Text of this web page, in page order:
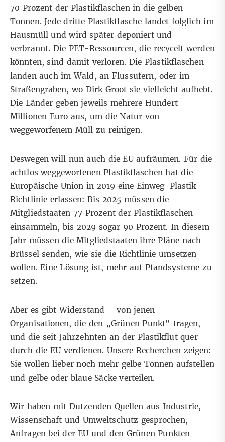
70 Prozent der Plastikflaschen in die gelben
Tonnen. Jede dritte Plastikflasche landet folglich im
Hausmüll und wird später deponiert und
verbrannt. Die PET-Ressourcen, die recycelt werden
könnten, sind damit verloren. Die Plastikflaschen
landen auch im Wald, an Flussufern, oder im
Straßengraben, wo Dirk Groot sie vielleicht aufhebt.
Die Länder geben jeweils mehrere Hundert
Millionen Euro aus, um die Natur von
weggeworfenem Müll zu reinigen.
Deswegen will nun auch die EU aufräumen. Für die
achtlos weggeworfenen Plastikflaschen hat die
Europäische Union in 2019 eine Einweg-Plastik-
Richtlinie erlassen: Bis 2025 müssen die
Mitgliedstaaten 77 Prozent der Plastikflaschen
einsammeln, bis 2029 sogar 90 Prozent. In diesem
Jahr müssen die Mitgliedstaaten ihre Pläne nach
Brüssel senden, wie sie die Richtlinie umsetzen
wollen. Eine Lösung ist, mehr auf Pfandsysteme zu
setzen.
Aber es gibt Widerstand – von jenen
Organisationen, die den „Grünen Punkt“ tragen,
und die seit Jahrzehnten an der Plastikflut quer
durch die EU verdienen. Unsere Recherchen zeigen:
Sie wollen lieber noch mehr gelbe Tonnen aufstellen
und gelbe oder blaue Säcke verteilen.
Wir haben mit Dutzenden Quellen aus Industrie,
Wissenschaft und Umweltschutz gesprochen,
Anfragen bei der EU und den Grünen Punkten